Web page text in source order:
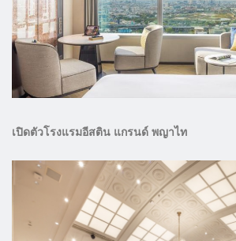
เปิดตัวโรงแรมอีสติน แกรนด์ พญาไท